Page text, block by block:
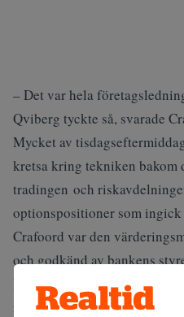
– Det var hela
Qviberg tyckte så, svarade
Mycket av
kretsa kring tekniken bakom
tradingen och
optionspositioner som
Crafoord var den
och godkänd av bankens
Problemet som HQ:s
riskavdelningen, hade att